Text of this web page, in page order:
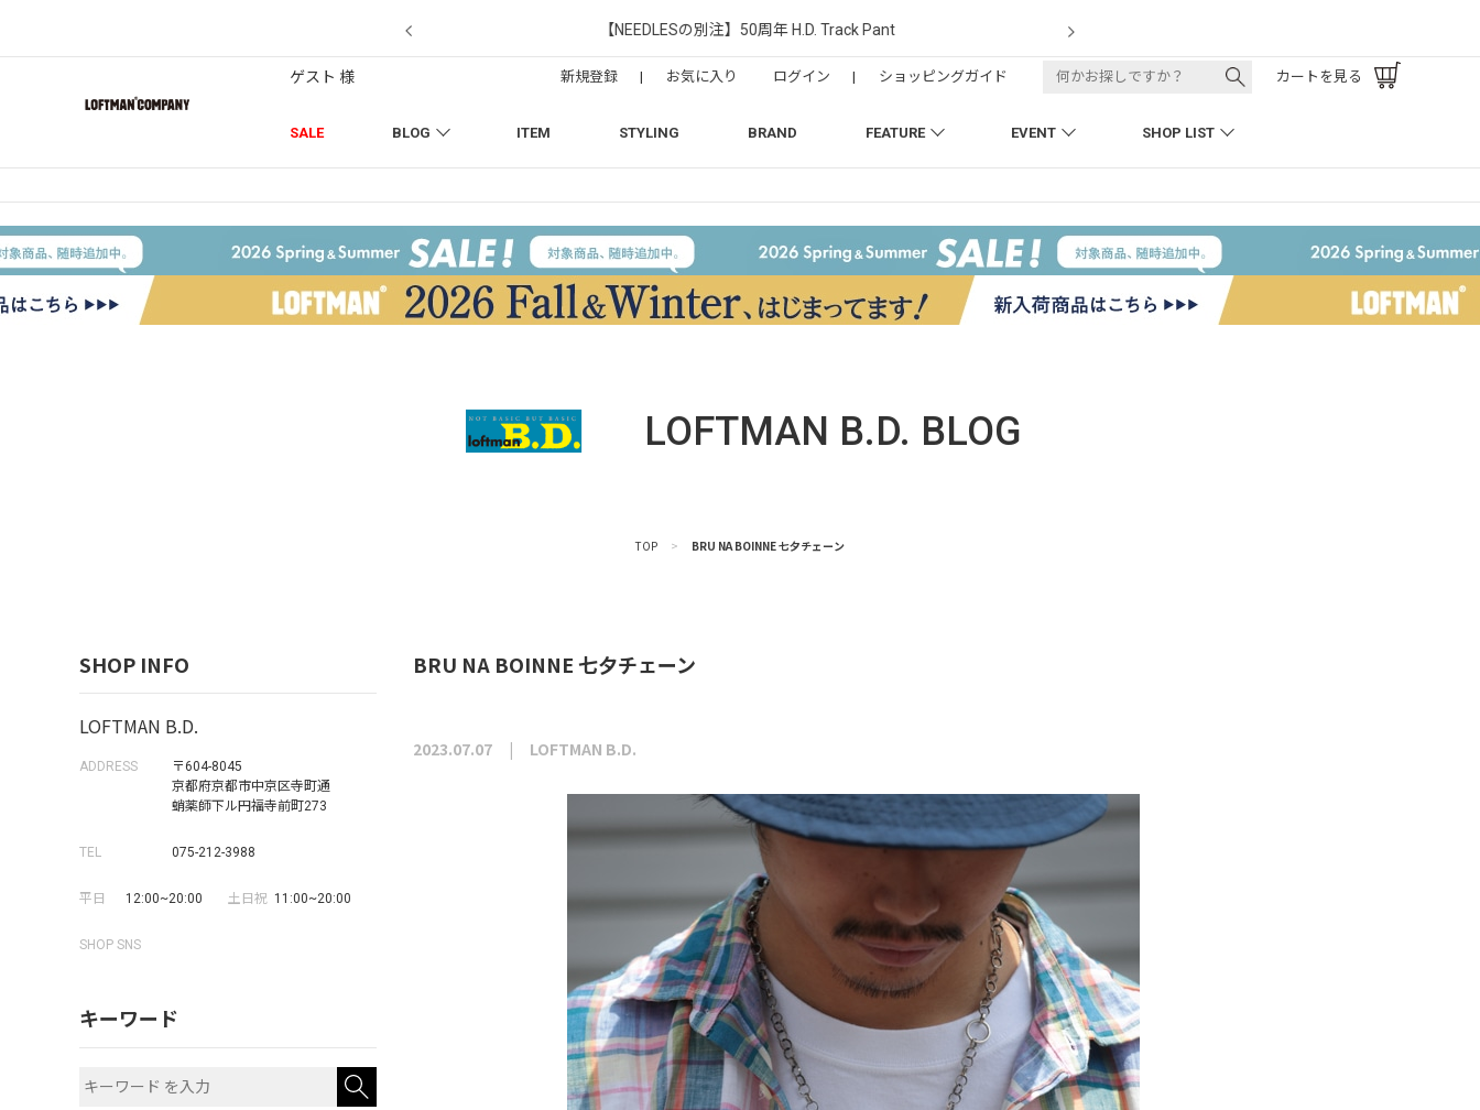
【NEEDLESの別注】50周年 H.D. Track Pant
SALE BLOG ITEM STYLING BRAND FEATURE EVENT SHOP LIST
ゲスト 様 新規登録 | お気に入り ログイン | ショッピングガイド カートを見る
LOFTMAN B.D. BLOG
TOP > BRU NA BOINNE 七夕チェーン
SHOP INFO
LOFTMAN B.D.
ADDRESS
〒604-8045
京都府京都市中京区寺町通
蛸薬師下ル円福寺前町273
TEL 075-212-3988
平日 12:00~20:00 土日祝 11:00~20:00
SHOP SNS
キーワード
BRU NA BOINNE 七夕チェーン
2023.07.07 LOFTMAN B.D.